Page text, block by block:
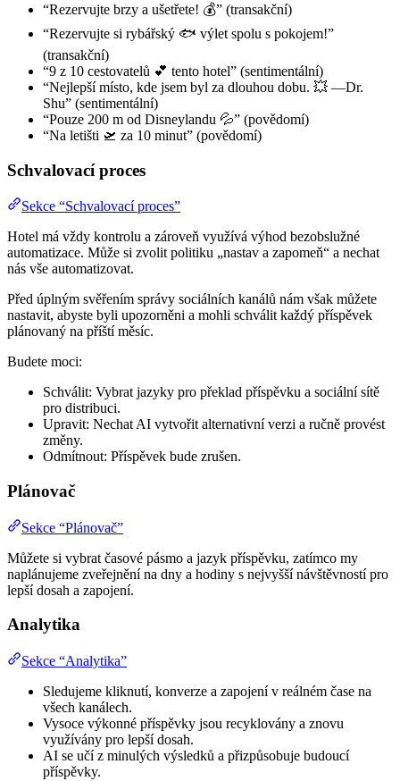
“Rezervujte brzy a ušetřete! 💰” (transakční)
“Rezervujte si rybářský 🐟 výlet spolu s pokojem!”
(transakční)
“9 z 10 cestovatelů 💕 tento hotel” (sentimentální)
“Nejlepší místo, kde jsem byl za dlouhou dobu. 💥 —Dr.
Shu” (sentimentální)
“Pouze 200 m od Disneylandu 💦” (povědomí)
“Na letišti 🛫 za 10 minut” (povědomí)
Schvalovací proces
Sekce “Schvalovací proces”
Hotel má vždy kontrolu a zároveň využívá výhod bezobslužné
automatizace. Může si zvolit politiku „nastav a zapomeň“ a nechat
nás vše automatizovat.
Před úplným svěřením správy sociálních kanálů nám však můžete
nastavit, abyste byli upozorněni a mohli schválit každý příspěvek
plánovaný na příští měsíc.
Budete moci:
Schválit: Vybrat jazyky pro překlad příspěvku a sociální sítě
pro distribuci.
Upravit: Nechat AI vytvořit alternativní verzi a ručně provést
změny.
Odmítnout: Příspěvek bude zrušen.
Plánovač
Sekce “Plánovač”
Můžete si vybrat časové pásmo a jazyk příspěvku, zatímco my
naplánujeme zveřejnění na dny a hodiny s nejvyšší návštěvností pro
lepší dosah a zapojení.
Analytika
Sekce “Analytika”
Sledujeme kliknutí, konverze a zapojení v reálném čase na
všech kanálech.
Vysoce výkonné příspěvky jsou recyklovány a znovu
využívány pro lepší dosah.
AI se učí z minulých výsledků a přizpůsobuje budoucí
příspěvky.